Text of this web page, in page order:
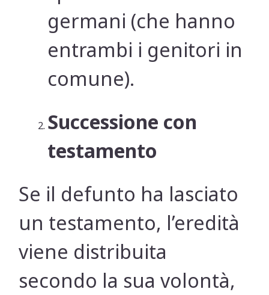
germani (che hanno
entrambi i genitori in
comune).
Successione con
testamento
Se il defunto ha lasciato
un testamento, l’eredità
viene distribuita
secondo la sua volontà,